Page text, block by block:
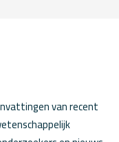
van recent